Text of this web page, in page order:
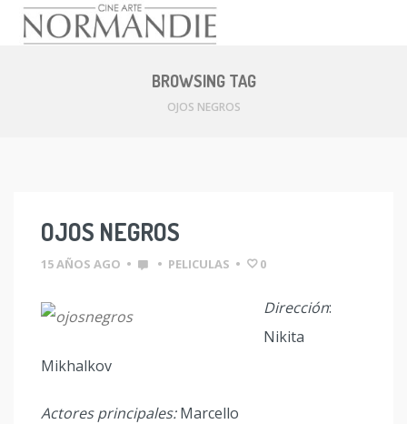
BROWSING TAG
OJOS NEGROS
OJOS NEGROS
15 AÑOS AGO • • PELICULAS • 0
Dirección:
Nikita
Mikhalkov
Actores principales:Marcello